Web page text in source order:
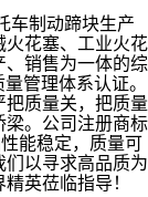
车制动蹄块生产
花塞、工业火花
销售为一体的综
管理体系认证。
质量关，把质量
。公司注册商标
能稳定，质量可
以寻求高品质为
英莅临指导！